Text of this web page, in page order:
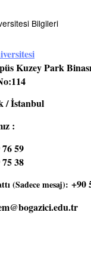
Bilgileri
Kuzey Park Binası
/ İstanbul
:
59
38
(Sadece mesaj): +90